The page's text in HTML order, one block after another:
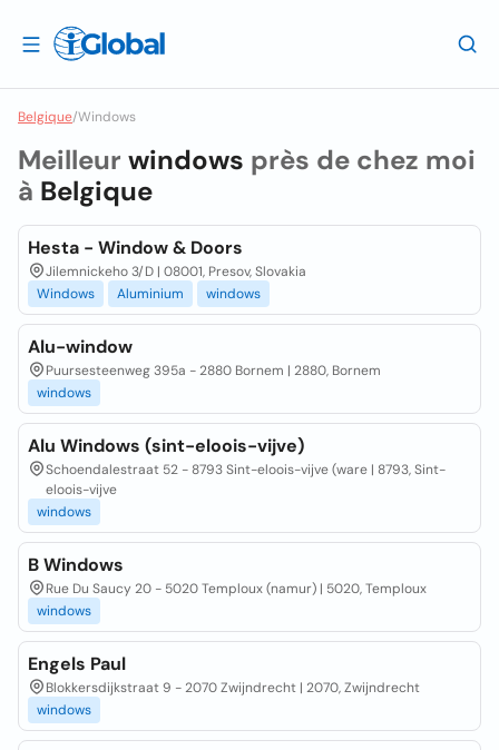
Belgique/Windows
Meilleur windows près de chez moi
à Belgique
Hesta - Window & Doors
Jilemnickeho 3/D | 08001, Presov, Slovakia
Windows
Aluminium windows
Alu-window
Puursesteenweg 395a - 2880 Bornem | 2880, Bornem
windows
Alu Windows (sint-eloois-vijve)
Schoendalestraat 52 - 8793 Sint-eloois-vijve (ware | 8793, Sint-
eloois-vijve
windows
B Windows
Rue Du Saucy 20 - 5020 Temploux (namur) | 5020, Temploux
windows
Engels Paul
Blokkersdijkstraat 9 - 2070 Zwijndrecht | 2070, Zwijndrecht
windows